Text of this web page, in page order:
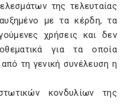
της τελευταίας
με τα κέρδη, τα
χρήσεις και δεν
για τα οποία
τη γενική συνέλευση η
κονδυλίων της